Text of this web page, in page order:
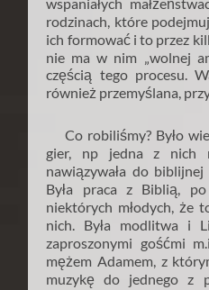
rodzinach, które
ich formować i to przez
nie ma w nim „wolnej
częścią tego procesu.
również przemyślana,
Co robiliśmy? Było
gier, np jedna z nich
nawiązywała do
Była praca z Biblią,
niektórych młodych, że
nich. Była modlitwa i
zaproszonymi gośćmi
mężem Adamem, z
muzykę do jednego z